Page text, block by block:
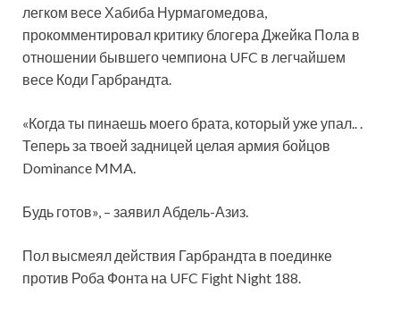
легком весе Хабиба Нурмагомедова,
прокомментировал критику блогера Джейка Пола в
отношении бывшего чемпиона UFC в легчайшем
весе Коди Гарбрандта.
«Когда ты пинаешь моего брата, который уже упал.. .
Теперь за твоей задницей целая армия бойцов
Dominance MMA.
Будь готов», – заявил Абдель-Азиз.
Пол высмеял действия Гарбрандта в поединке
против Роба Фонта на UFC Fight Night 188.